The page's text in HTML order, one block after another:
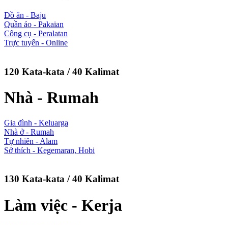
Đồ ăn - Baju
Quần áo - Pakaian
Công cụ - Peralatan
Trực tuyến - Online
120 Kata-kata / 40 Kalimat
Nhà - Rumah
Gia đình - Keluarga
Nhà ở - Rumah
Tự nhiên - Alam
Sở thích - Kegemaran, Hobi
130 Kata-kata / 40 Kalimat
Làm việc - Kerja